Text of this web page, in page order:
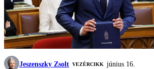
Jeszenszky Zsolt VEZÉRCIKK június 16.